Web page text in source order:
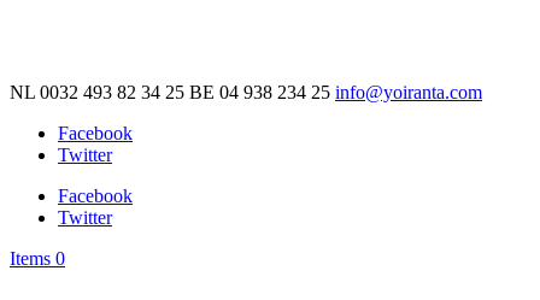
NL 0032 493 82 34 25 BE 04 938 234 25 info@yoiranta.com
Facebook
Twitter
Facebook
Twitter
Items 0